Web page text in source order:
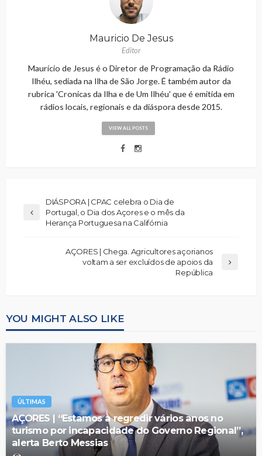
Mauricio De Jesus
Editor
Maurício de Jesus é o Diretor de Programação da Rádio
Ilhéu, sediada na Ilha de São Jorge. É também autor da
rubrica 'Cronicas da Ilha e de Um Ilhéu' que é emitida em
rádios locais, regionais e da diáspora desde 2015.
VIEW ALL POSTS
DIÁSPORA | CPAC celebra o Dia de
Portugal, o Dia dos Açores e o mês da
Herança Portuguesa na Califórnia
AÇORES | Chega. Agricultores açorianos
voltam a ser excluídos de apoios da
República
YOU MIGHT ALSO LIKE
ÚLTIMAS
AÇORES | “Estamos a regredir vários anos no
turismo por incapacidade do Governo Regional”,
alerta Berto Messias